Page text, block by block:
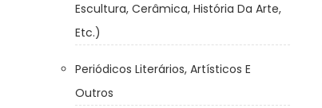
Escultura, Cerâmica, História Da Arte,
Etc.)
Periódicos Literários, Artísticos E
Outros